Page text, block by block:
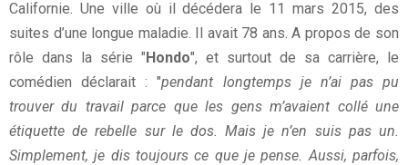
Californie. Une ville où il décédera le 11 mars 2015, des
suites d’une longue maladie. Il avait 78 ans. A propos de son
rôle dans la série "Hondo", et surtout de sa carrière, le
comédien déclarait : "pendant longtemps je n’ai pas pu
trouver du travail parce que les gens m’avaient collé une
étiquette de rebelle sur le dos. Mais je n’en suis pas un.
Simplement, je dis toujours ce que je pense. Aussi, parfois,